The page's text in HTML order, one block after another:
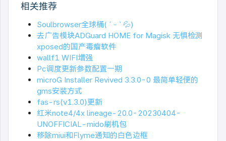
相关推荐
Soulbrowser全球桶( ˊ ᵕ ˋ 💦)
去广告模块ADGuard HOME for Magisk 无惧检测
xposed的国产毒瘤软件
wallf1 WIFI增强
Pc调度更新参数配置一期
microG Installer Revived 3.3.0-0 最简单轻便的
gms安装方式
fas-rs(v1.3.0)更新
红米note4/4x lineage-20.0-20230404-
UNOFFICIAL-mido刷机包
移除miui和Flyme通知的白色边框